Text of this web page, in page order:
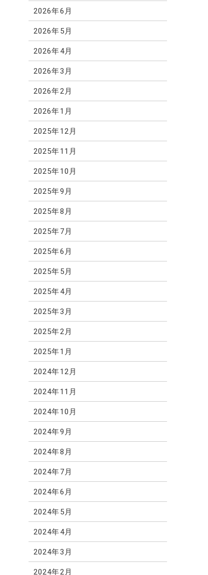
2026年6月
2026年5月
2026年4月
2026年3月
2026年2月
2026年1月
2025年12月
2025年11月
2025年10月
2025年9月
2025年8月
2025年7月
2025年6月
2025年5月
2025年4月
2025年3月
2025年2月
2025年1月
2024年12月
2024年11月
2024年10月
2024年9月
2024年8月
2024年7月
2024年6月
2024年5月
2024年4月
2024年3月
2024年2月